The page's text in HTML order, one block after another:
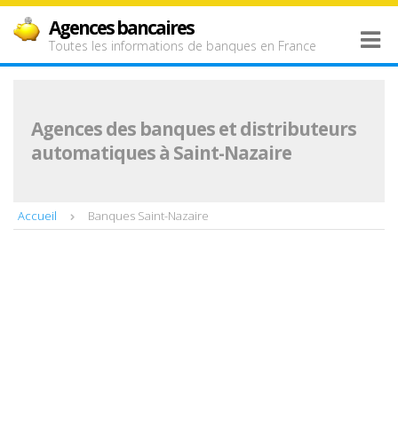
Agences bancaires
Toutes les informations de banques en France
Agences des banques et distributeurs
automatiques à Saint-Nazaire
Accueil Banques Saint-Nazaire